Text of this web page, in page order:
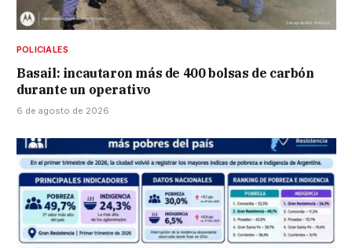
POLICIALES
Basail: incautaron más de 400 bolsas de carbón
durante un operativo
6 de agosto de 2026